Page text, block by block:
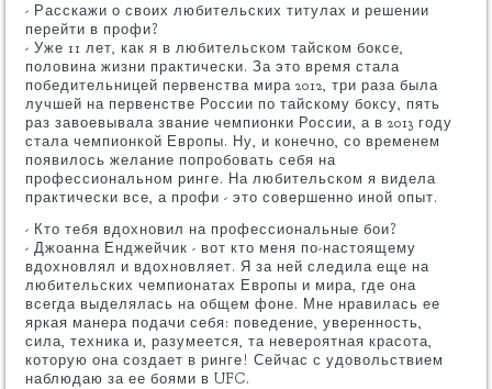
- Расскажи о своих любительских титулах и решении
перейти в профи?
- Уже 11 лет, как я в любительском тайском боксе,
половина жизни практически. За это время стала
победительницей первенства мира 2012, три раза была
лучшей на первенстве России по тайскому боксу, пять
раз завоевывала звание чемпионки России, а в 2013 году
стала чемпионкой Европы. Ну, и конечно, со временем
появилось желание попробовать себя на
профессиональном ринге. На любительском я видела
практически все, а профи - это совершенно иной опыт.
- Кто тебя вдохновил на профессиональные бои?
- Джоанна Енджейчик - вот кто меня по-настоящему
вдохновлял и вдохновляет. Я за ней следила еще на
любительских чемпионатах Европы и мира, где она
всегда выделялась на общем фоне. Мне нравилась ее
яркая манера подачи себя: поведение, уверенность,
сила, техника и, разумеется, та невероятная красота,
которую она создает в ринге! Сейчас с удовольствием
наблюдаю за ее боями в UFC.